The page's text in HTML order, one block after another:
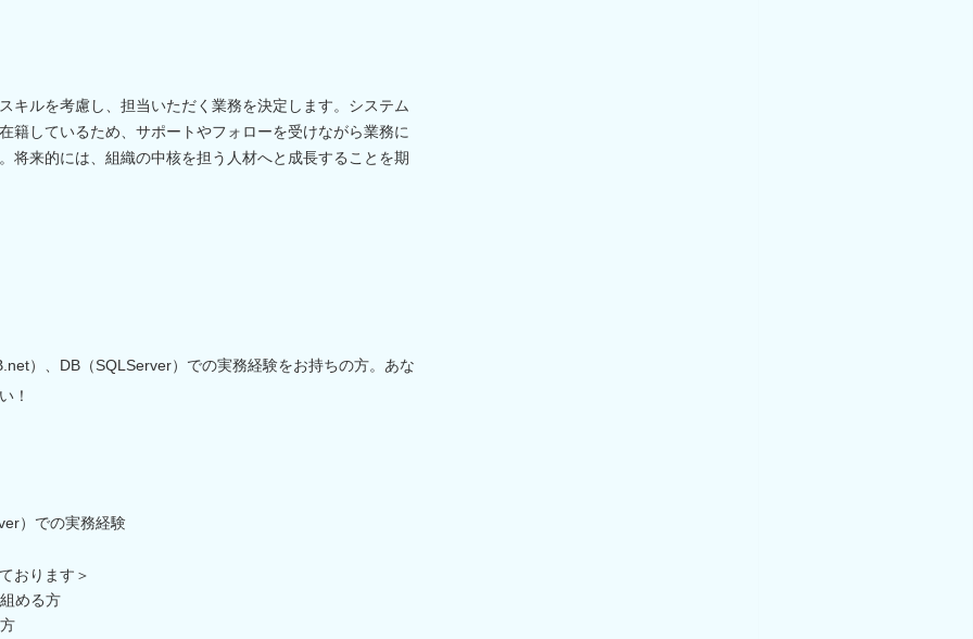
キルを考慮し、担当いただく業務を決定します。システム
籍しているため、サポートやフォローを受けながら業務に
将来的には、組織の中核を担う人材へと成長することを期
）、DB（SQLServer）での実務経験をお持ちの方。あな
！
）での実務経験
おります＞
める方